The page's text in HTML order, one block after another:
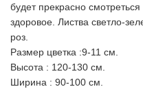
будет прекрасно
здоровое. Листва светло-
роз.
Размер цветка :9-11 см.
Высота : 120-130 см.
Ширина : 90-100 см.